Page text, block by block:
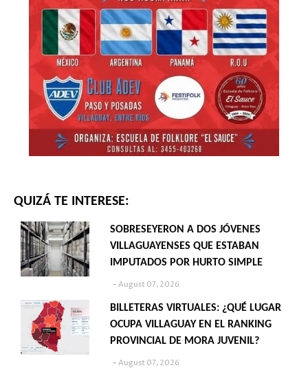
QUIZÁ TE INTERESE:
SOBRESEYERON A DOS JÓVENES
VILLAGUAYENSES QUE ESTABAN
IMPUTADOS POR HURTO SIMPLE
August 07, 2026
BILLETERAS VIRTUALES: ¿QUÉ LUGAR
OCUPA VILLAGUAY EN EL RANKING
PROVINCIAL DE MORA JUVENIL?
August 07, 2026